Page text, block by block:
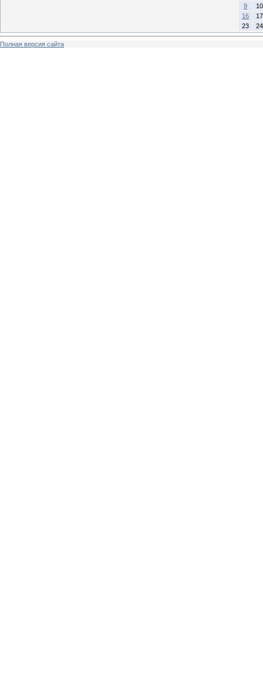
9
10
16
17
23
24
Полная версия сайта